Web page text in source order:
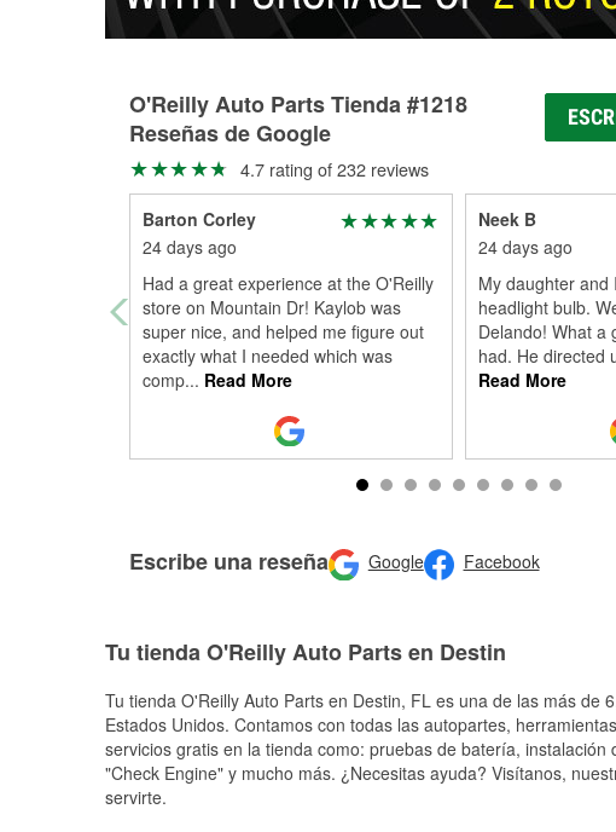
O'Reilly Auto Parts Tienda #1218
Reseñas de Google
4.7 rating of 232 reviews
Barton Corley
24 days ago
Had a great experience at the O'Reilly
store on Mountain Dr! Kaylob was
super nice, and helped me figure out
exactly what I needed which was
comp... Read More
Neek B
24 days ago
My daughter and
headlight bulb.
Delando! What a
had. He directed
Read More
Escribe una reseña Google Facebook
Tu tienda O'Reilly Auto Parts en Destin
Tu tienda O'Reilly Auto Parts en Destin, FL es una de las más de
Estados Unidos. Contamos con todas las autopartes,
servicios gratis en la tienda como: pruebas de batería,
"Check Engine" y mucho más. ¿Necesitas ayuda? Visítanos,
servirte.